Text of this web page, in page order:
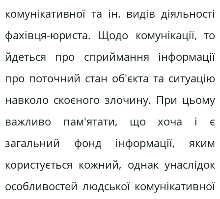
комунікативної та ін. видів діяльності
фахівця-юриста. Щодо комунікації, то
йдеться про сприймання інформації
про поточний стан об'єкта та ситуацію
навколо скоєного злочину. При цьому
важливо пам'ятати, що хоча і є
загальний фонд інформації, яким
користується кожний, однак унаслідок
особливостей людської комунікативної